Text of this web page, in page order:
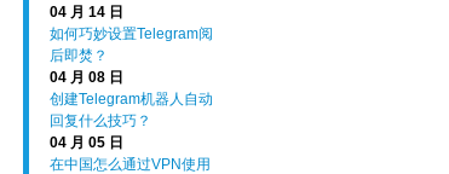
04 月 14 日
如何巧妙设置Telegram阅
后即焚？
04 月 08 日
创建Telegram机器人自动
回复什么技巧？
04 月 05 日
在中国怎么通过VPN使用